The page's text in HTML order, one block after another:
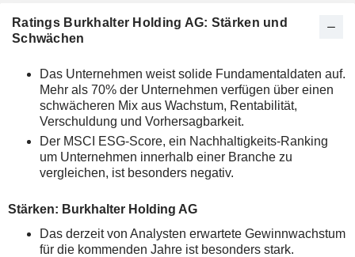
Ratings Burkhalter Holding AG: Stärken und
Schwächen
Das Unternehmen weist solide Fundamentaldaten auf.
Mehr als 70% der Unternehmen verfügen über einen
schwächeren Mix aus Wachstum, Rentabilität,
Verschuldung und Vorhersagbarkeit.
Der MSCI ESG-Score, ein Nachhaltigkeits-Ranking
um Unternehmen innerhalb einer Branche zu
vergleichen, ist besonders negativ.
Stärken: Burkhalter Holding AG
Das derzeit von Analysten erwartete Gewinnwachstum
für die kommenden Jahre ist besonders stark.